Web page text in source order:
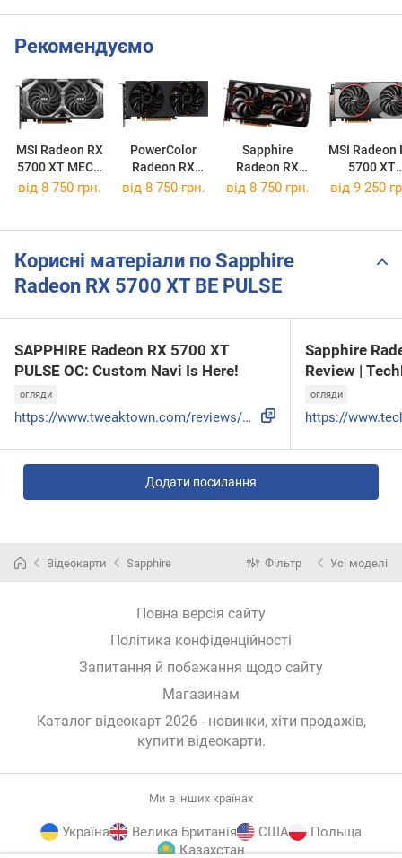
Рекомендуємо
MSI Radeon RX
5700 XT MECH
OC
PowerColor
Radeon RX
5700 XT
Sapphire
Radeon RX
5700 XT PULSE
MSI Radeon
5700 XT
GAMING X
від 8 750 грн. від 8 750 грн. від 8 750 грн. від 9 250
Корисні матеріали по Sapphire
Radeon RX 5700 XT BE PULSE
SAPPHIRE Radeon RX 5700 XT
PULSE OC: Custom Navi Is Here!
огляди
https://www.tweaktown.com/reviews/9103/sapphire-radeon-rx-5...
Sapphire
Review |
огляди
Додати посилання
Відеокарти Sapphire Фільтр Усі моделі
Повна версія сайту
Політика конфіденційності
Запитання й побажання щодо сайту
Магазинам
Каталог відеокарт 2026 - новинки, хіти продажів,
купити відеокарти.
Ми в інших країнах
Україна Велика Британія США
Польща
Казахстан